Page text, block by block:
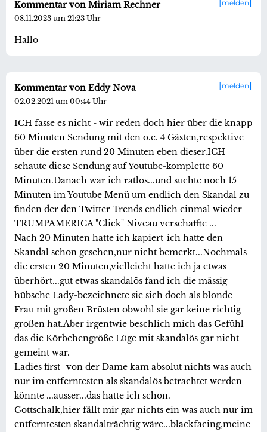
melden
Kommentar von Miriam Rechner
08.11.2023 um 21:23 Uhr
Hallo
melden
Kommentar von Eddy Nova
02.02.2021 um 00:44 Uhr
ICH fasse es nicht - wir reden doch hier über die knapp
60 Minuten Sendung mit den o.e. 4 Gästen,respektive
über die ersten rund 20 Minuten eben dieser.ICH
schaute diese Sendung auf Youtube-komplette 60
Minuten.Danach war ich ratlos...und suchte noch 15
Minuten im Youtube Menü um endlich den Skandal zu
finden der den Twitter Trends endlich einmal wieder
TRUMPAMERICA "Click" Niveau verschaffte ...
Nach 20 Minuten hatte ich kapiert-ich hatte den
Skandal schon gesehen,nur nicht bemerkt...Nochmals
die ersten 20 Minuten,vielleicht hatte ich ja etwas
überhört...gut etwas skandalös fand ich die mässig
hübsche Lady-bezeichnete sie sich doch als blonde
Frau mit großen Brüsten obwohl sie gar keine richtig
großen hat.Aber irgentwie beschlich mich das Gefühl
das die Körbchengröße Lüge mit skandalös gar nicht
gemeint war.
Ladies first -von der Dame kam absolut nichts was auch
nur im entferntesten als skandalös betrachtet werden
könnte ...ausser...das hatte ich schon.
Gottschalk,hier fällt mir gar nichts ein was auch nur im
entferntesten skandalträchtig wäre...blackfacing,meine